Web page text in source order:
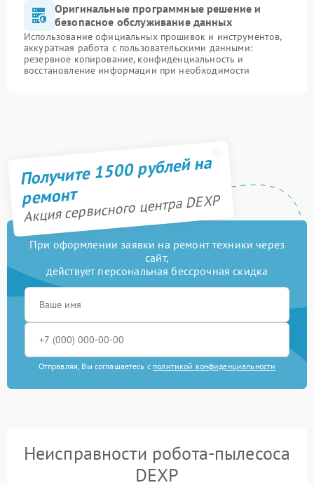
Оригинальные программные решение и
безопасное обслуживание данных
Использование официальных прошивок и инструментов,
аккуратная работа с пользовательскими данными:
резервное копирование, конфиденциальность и
восстановление информации при необходимости
Получите 1500 рублей на
ремонт
Акция сервисного центра DEXP
При оформлении заявки на ремонт техники через
сайт,
действует персональная бессрочная скидка
Отправляя, Вы соглашаетесь с политикой конфиденциальности
Неисправности робота-пылесоса
DEXP